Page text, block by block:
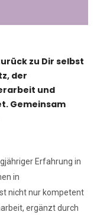
zu Dir selbst
der
und
Gemeinsam
Erfahrung in
in
nicht nur kompetent
ergänzt durch